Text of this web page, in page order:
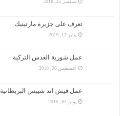
سبتمبر 25, 2018
تعرف على جزيرة مارتينيك
يناير 13, 2019
عمل شوربة العدس التركية
أغسطس 20, 2018
عمل فيش اند شيبس البريطانية
يوليو 30, 2018